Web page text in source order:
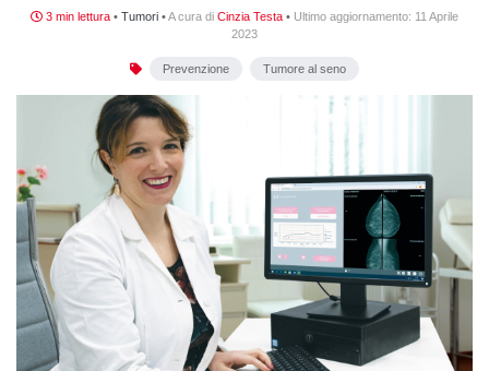
3 min lettura • Tumori •A cura di Cinzia Testa • Ultimo aggiornamento: 11 Aprile
2023
Prevenzione Tumore al seno